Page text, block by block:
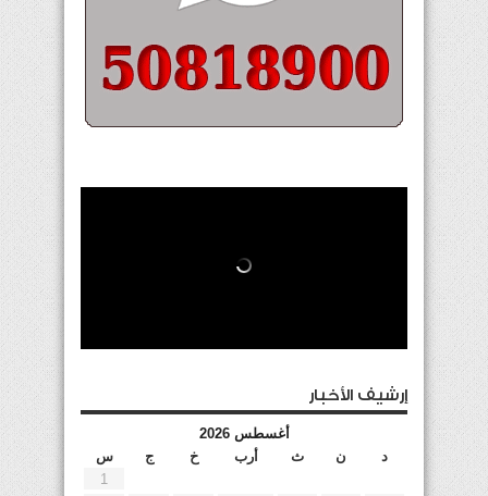
إرشيف الأخبار
أغسطس 2026
د
ن ث أرب خ ج
س
1